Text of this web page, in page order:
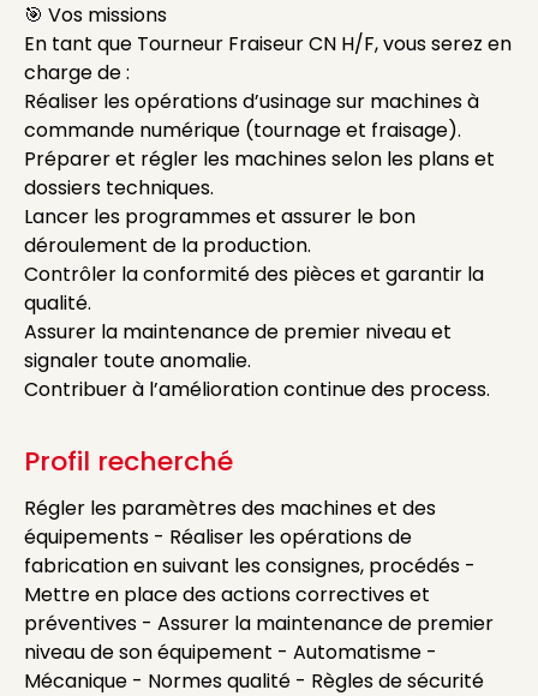
🎯 Vos missions
En tant que Tourneur Fraiseur CN H/F, vous serez en
charge de :
Réaliser les opérations d’usinage sur machines à
commande numérique (tournage et fraisage).
Préparer et régler les machines selon les plans et
dossiers techniques.
Lancer les programmes et assurer le bon
déroulement de la production.
Contrôler la conformité des pièces et garantir la
qualité.
Assurer la maintenance de premier niveau et
signaler toute anomalie.
Contribuer à l’amélioration continue des process.
Profil recherché
Régler les paramètres des machines et des
équipements - Réaliser les opérations de
fabrication en suivant les consignes, procédés -
Mettre en place des actions correctives et
préventives - Assurer la maintenance de premier
niveau de son équipement - Automatisme -
Mécanique - Normes qualité - Règles de sécurité